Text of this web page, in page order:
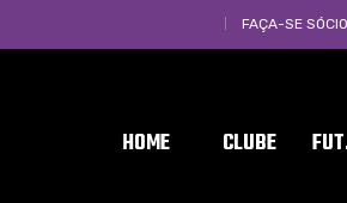
FAÇA-SE SÓCIO
HOME CLUBE